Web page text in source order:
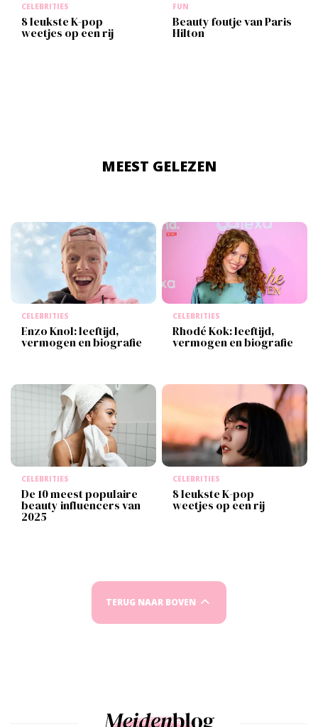
CELEBRITIES
8 leukste K-pop
weetjes op een rij
FUN
Beauty foutje van Paris
Hilton
MEEST GELEZEN
CELEBRITIES
Enzo Knol: leeftijd,
vermogen en biografie
CELEBRITIES
Rhodé Kok: leeftijd,
vermogen en biografie
CELEBRITIES
De 10 meest populaire
beauty influencers van
2025
CELEBRITIES
8 leukste K-pop
weetjes op een rij
TERUG NAAR BOVEN